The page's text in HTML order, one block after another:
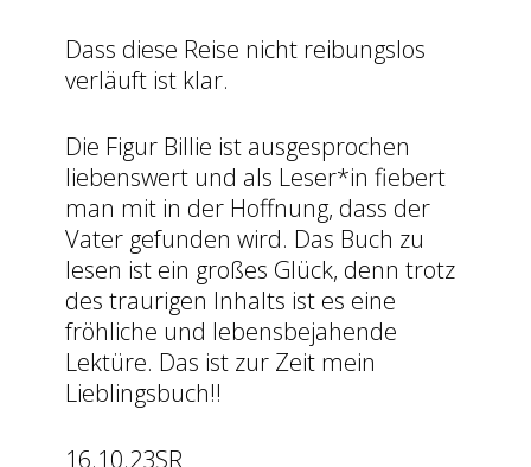
Dass diese Reise nicht reibungslos
verläuft ist klar.
Die Figur Billie ist ausgesprochen
liebenswert und als Leser*in fiebert
man mit in der Hoffnung, dass der
Vater gefunden wird. Das Buch zu
lesen ist ein großes Glück, denn trotz
des traurigen Inhalts ist es eine
fröhliche und lebensbejahende
Lektüre. Das ist zur Zeit mein
Lieblingsbuch!!
16.10.23SR